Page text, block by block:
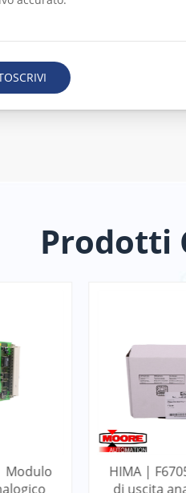
Prodotti
Modulo
a 2
HIMA |